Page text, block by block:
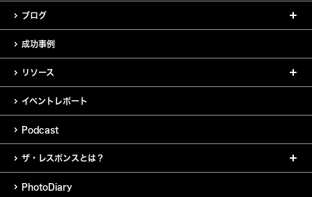
ブログ
成功事例
リソース
イベントレポート
Podcast
ザ・レスポンスとは？
PhotoDiary